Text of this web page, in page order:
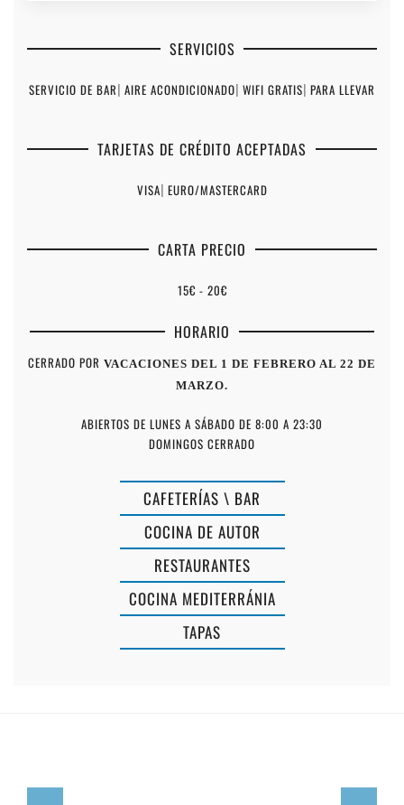
SERVICIOS
SERVICIO DE BAR| AIRE ACONDICIONADO| WIFI GRATIS| PARA LLEVAR
TARJETAS DE CRÉDITO ACEPTADAS
VISA| EURO/MASTERCARD
CARTA PRECIO
15€ - 20€
HORARIO
CERRADO POR VACACIONES DEL 1 DE FEBRERO AL 22 DE
MARZO.
ABIERTOS DE LUNES A SÁBADO DE 8:00 A 23:30
DOMINGOS CERRADO
CAFETERÍAS \ BAR
COCINA DE AUTOR
RESTAURANTES
COCINA MEDITERRÁNIA
TAPAS
SON